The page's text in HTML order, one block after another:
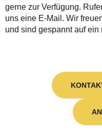
gerne zur Verfügung.
uns eine E-Mail. Wir
und sind gespannt auf